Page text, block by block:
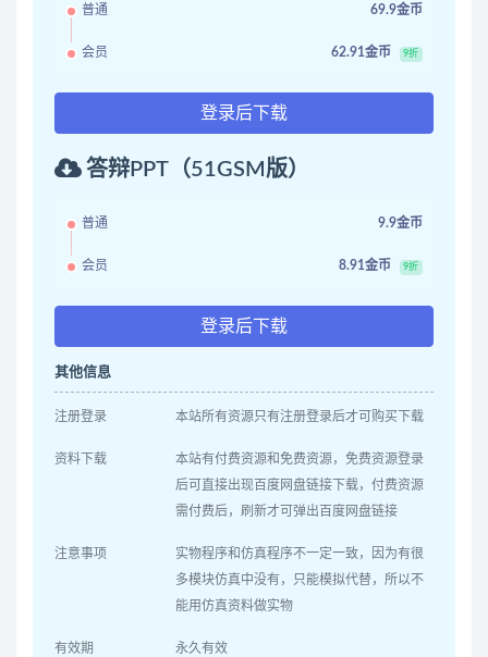
普通 69.9金币
会员 62.91金币 9折
登录后下载
答辩PPT（51GSM版）
普通 9.9金币
会员 8.91金币 9折
登录后下载
其他信息
注册登录 本站所有资源只有注册登录后才可购买下载
资料下载
本站有付费资源和免费资源，免费资源登录
后可直接出现百度网盘链接下载，付费资源
需付费后，刷新才可弹出百度网盘链接
注意事项
实物程序和仿真程序不一定一致，因为有很
多模块仿真中没有，只能模拟代替，所以不
能用仿真资料做实物
有效期 永久有效